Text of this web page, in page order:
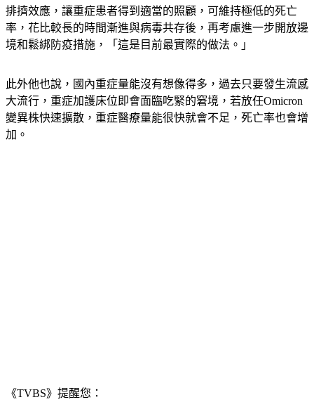
排擠效應，讓重症患者得到適當的照顧，可維持極低的死亡
率，花比較長的時間漸進與病毒共存後，再考慮進一步開放邊
境和鬆綁防疫措施，「這是目前最實際的做法。」
此外他也說，國內重症量能沒有想像得多，過去只要發生流感
大流行，重症加護床位即會面臨吃緊的窘境，若放任Omicron
變異株快速擴散，重症醫療量能很快就會不足，死亡率也會增
加。
《TVBS》提醒您：